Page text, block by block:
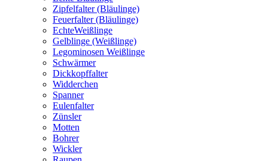
Zipfelfalter (Bläulinge)
Feuerfalter (Bläulinge)
EchteWeißlinge
Gelblinge (Weißlinge)
Legominosen Weißlinge
Schwärmer
Dickkopffalter
Widderchen
Spanner
Eulenfalter
Zünsler
Motten
Bohrer
Wickler